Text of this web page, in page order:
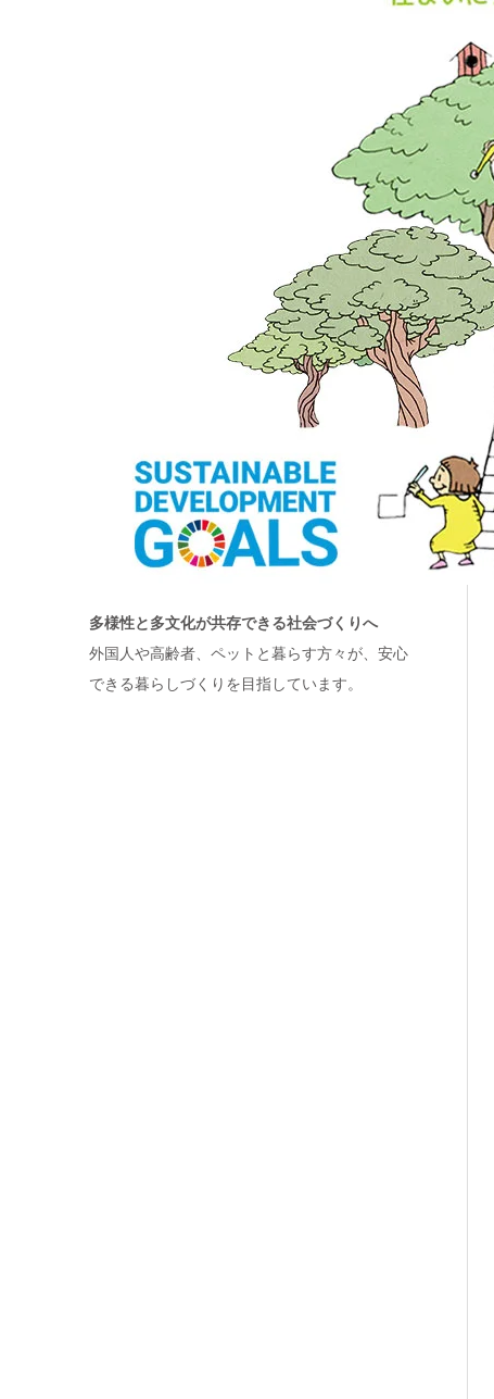
多様性と多文化が共存できる社会づくりへ
外国人や高齢者、ペットと暮らす方々が、安心
できる暮らしづくりを目指しています。